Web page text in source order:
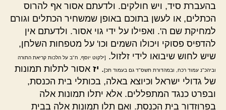
בהעברת סיד, ויש חולקים. ולדעתם אסור אף להרוס
הכתלים, או לעשן בתוכם באופן שמשחיר הכתלים וגורם
למחיקת שם ה'. ואפילו על ידי גוי אסור. ולדעתם אין
להדפיס פסוקי ויכולו השמים וכו' על מטפחות השלחן,
שיש לחוש שיבואו לידי זלזול.
[ילקוט יוסף, ח"ב על הלכות קריאת התורה
וביהכ"נ עמוד רכח, ובמהדורת תשס"ד גם בעמוד תכ]. יז אסור לתלות תמונות
של גדולי ישראל וכיוצא באלה, בכותלי בית הכנסת,
ובפרט כנגד המתפללים. אלא יתלו תמונות אלה
בפרוזדור בית הכנסת. ואם תלו תמונות אלה בבית